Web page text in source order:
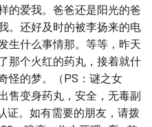
的爱我。爸爸还是阳光的爸
。还好及时的被李扬来的电
生什么事情那。等等，昨天
那个火红的药丸，接着就什
怪的梦。（PS：谜之女
售变身药丸，安全，无毒副
证。如有需要的朋友，请拨